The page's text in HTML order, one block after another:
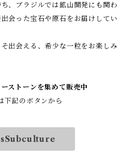
、ブラジルでは鉱山開発にも関わ
会った宝石や原石をお届けしてい
出会える、希少な一粒をお楽しみ
ストーンを集めて販売中
下記のボタンから